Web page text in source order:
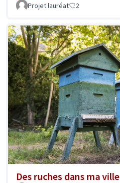
Projet lauréat 2
Des ruches dans ma ville